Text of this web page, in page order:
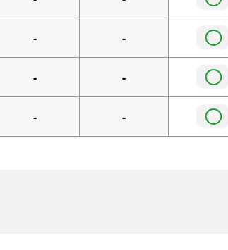
- - ◯
- - ◯
- - ◯